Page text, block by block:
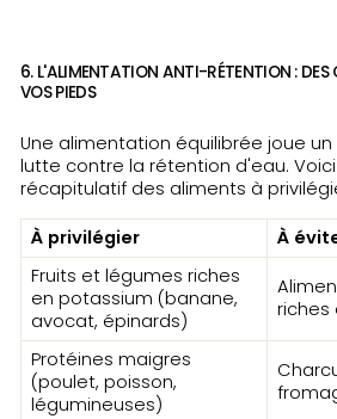
6. L'ALIMENTATION ANTI-RÉTENTION :
VOS PIEDS
Une alimentation équilibrée joue
lutte contre la rétention d'eau.
récapitulatif des aliments à
À privilégier
À
Fruits et légumes riches
en potassium (banane,
avocat, épinards)
riches
Protéines maigres
(poulet, poisson,
légumineuses)